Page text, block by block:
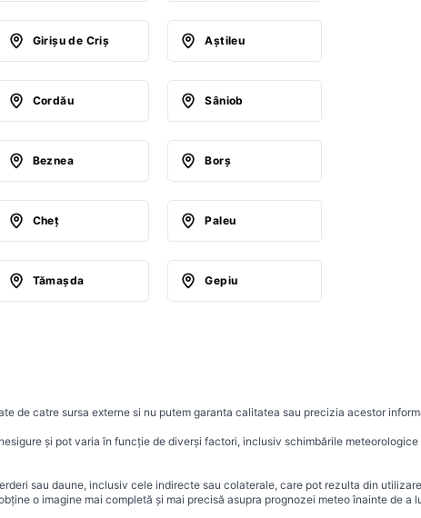
Girişu de Criş Aştileu
Cordău Sâniob
Beznea Borş
Cheţ Paleu
Tămaşda Gepiu
de catre sursa externe si nu putem garanta calitatea sau precizia acestor
și pot varia în funcție de diverși factori, inclusiv schimbările
sau daune, inclusiv cele indirecte sau colaterale, care pot rezulta din
o imagine mai completă și mai precisă asupra prognozei meteo înainte de a